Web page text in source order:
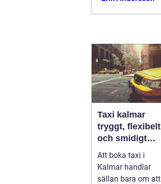
Taxi kalmar
tryggt, flexibelt
och smidigt
genom hela
resan
Att boka taxi i
Kalmar handlar
sällan bara om att